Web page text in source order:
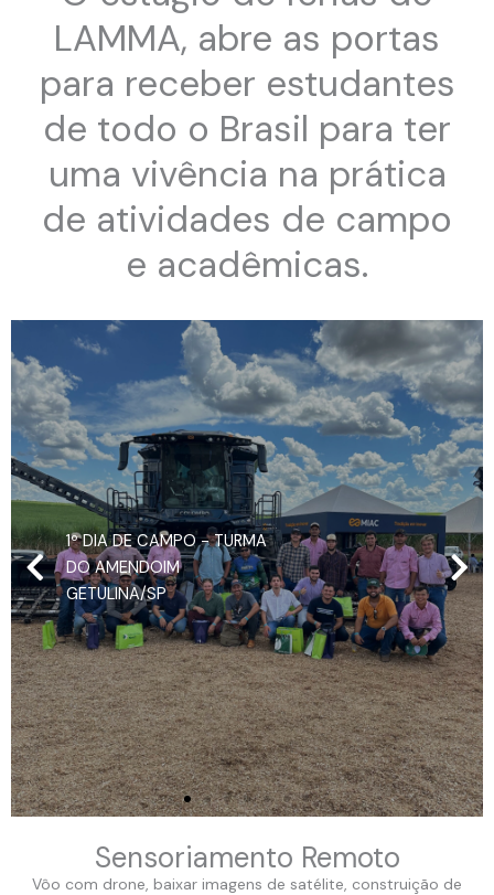
LAMMA, abre as portas
para receber estudantes
de todo o Brasil para ter
uma vivência na prática
de atividades de campo
e acadêmicas.
1º DIA DE CAMPO - TURMA
DO AMENDOIM
GETULINA/SP
Sensoriamento Remoto
Vôo com drone, baixar imagens de satélite, construição de